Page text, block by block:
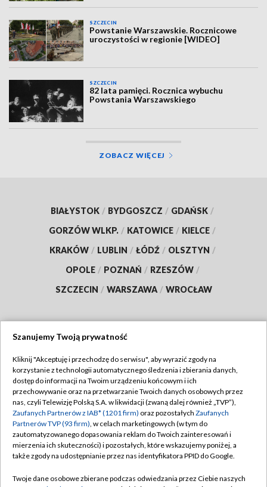
SZCZECIN
Powstanie Warszawskie. Rocznicowe
uroczystości w regionie [WIDEO]
SZCZECIN
82 lata pamięci. Rocznica wybuchu
Powstania Warszawskiego
ZOBACZ WIĘCEJ
BIAŁYSTOK / BYDGOSZCZ / GDAŃSK /
GORZÓW WLKP. / KATOWICE / KIELCE /
KRAKÓW / LUBLIN / ŁÓDŹ / OLSZTYN /
OPOLE / POZNAŃ / RZESZÓW /
SZCZECIN / WARSZAWA / WROCŁAW
TVP
Abonament TVP
Emisja w TVP
Centrum informacji TVP
Naziemna Telewizja Cyfrowa
Regulamin TVP
Polityka prywatności
Moje zgody
Pomoc
Szanujemy Twoją prywatność
Kliknij "Akceptuję i przechodzę do serwisu", aby wyrazić zgody na
korzystanie z technologii automatycznego śledzenia i zbierania danych,
dostęp do informacji na Twoim urządzeniu końcowym i ich
przechowywanie oraz na przetwarzanie Twoich danych osobowych przez
nas, czyli Telewizję Polską S.A. w likwidacji (zwaną dalej również „TVP”),
Zaufanych Partnerów z IAB* (1201 firm) oraz pozostałych Zaufanych
Partnerów TVP (93 firm), w celach marketingowych (w tym do
zautomatyzowanego dopasowania reklam do Twoich zainteresowań i
mierzenia ich skuteczności) i pozostałych, które wskazujemy poniżej, a
także zgody na udostępnianie przez nas identyfikatora PPID do Google.
Twoje dane osobowe zbierane podczas odwiedzania przez Ciebie naszych